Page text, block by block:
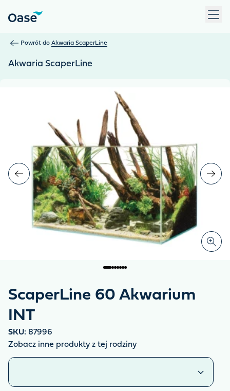
Powrót do Akwaria ScaperLine
Akwaria ScaperLine
ScaperLine 60 Akwarium
INT
SKU: 87996
Zobacz inne produkty z tej rodziny
Podobne produkty